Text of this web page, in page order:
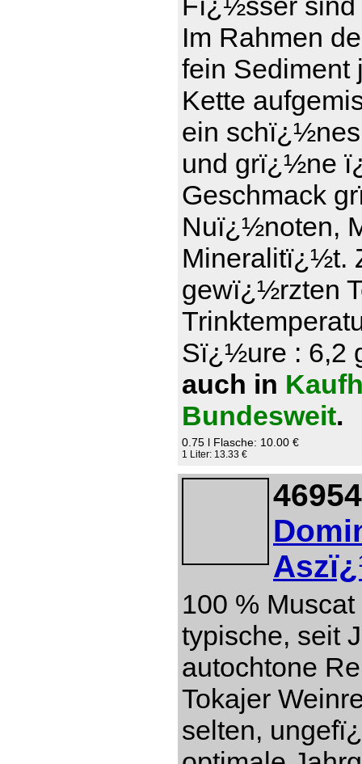
Im Rahmen
fein Sediment
Kette
ein
und grï¿½ne
Geschmack
Nuï¿½noten,
Mineralitï¿½t.
gewï¿½rzten
Sï¿½ure : 6,2
auch in
Bundesweit.
0.75 l Flasche: 10.00 €
1 Liter: 13.33 €
100 %
typische, seit
autochtone
Tokajer
selten,